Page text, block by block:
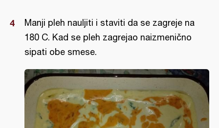
Manji pleh nauljiti i staviti da se zagreje na
180 C. Kad se pleh zagrejao naizmenično
sipati obe smese.